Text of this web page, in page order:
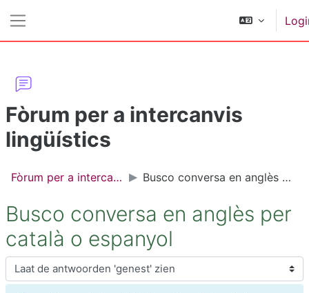
Fòrum per a intercanvis
lingüístics
Fòrum per a intercanvis lingüístics Busco conversa en anglès per català o espanyol
Busco conversa en anglès per
català o espanyol
Toon modus